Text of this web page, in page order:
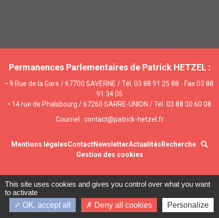
Permanences Parlementaires de Patrick HETZEL :
• 9 Rue de la Gare / 67700 SAVERNE / Tél. 03 88 91 25 88 - Fax 03 88
91 34 05
• 14 rue de Phalsbourg / 67260 SARRE-UNION / Tél. 03 88 00 60 08
Courriel : contact@patrick-hetzel.fr
Mentions légalesContactNewsletterActualités Recherche
Gestion des cookies
This site uses cookies and gives you control over what you want
to activate
OK, accept all
Deny all cookies Personalize